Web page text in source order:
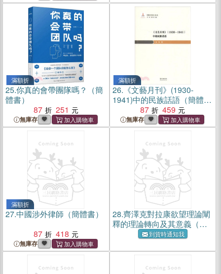
滿額折
25.你真的會帶團隊嗎？（簡
體書）
87
251
無庫存
滿額折
26. 《文藝月刊》(1930-
1941)中的民族話語（簡體
87 459
無庫存
滿額折
27.中國涉外律師（簡體書）
87
418
無庫存
28.齊澤克對拉康欲望理論闡
釋的理論轉向及其意義（簡
到貨時通知我